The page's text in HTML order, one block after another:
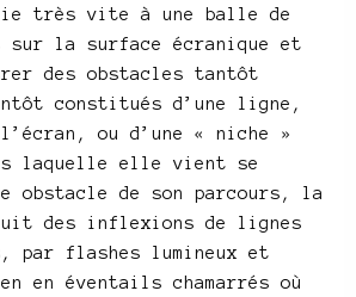
très vite à une balle de
la surface écranique et
des obstacles tantôt
constitués d’une ligne,
ou d’une « niche »
laquelle elle vient se
obstacle de son parcours, la
des inflexions de lignes
par flashes lumineux et
en éventails chamarrés où